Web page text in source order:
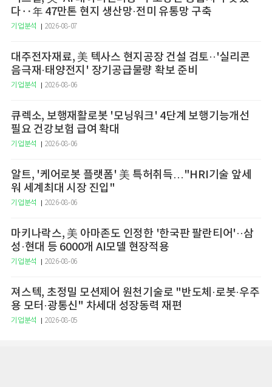
다‥年 47만톤 현지 생산망·전미 유통망 구축
기업분석 2026-08-07
대주전자재료, 美 텍사스 현지공장 건설 검토··'실리콘
음극재·태양전지' 장기공급물량 확보 준비
기업분석 2026-08-06
큐렉소, 보행재활로봇 '모닝워크' 4단계 보행기능개선
필요 건강보험 급여 확대
기업분석 2026-08-06
알트, '케어로봇 플랫폼' 美 특허취득…"HRI기술 앞세
워 세계최대 시장 진입"
기업분석 2026-08-06
마키나락스, 美 아마존도 인정한 '한국판 팔란티어'··삼
성·현대 등 6000개 AI모델 현장적용
기업분석 2026-08-06
져스텍, 초정밀 모션제어 원천기술로 "반도체·로봇·우주
용 모터·광통신" 차세대 성장동력 재편
기업분석 2026-08-05